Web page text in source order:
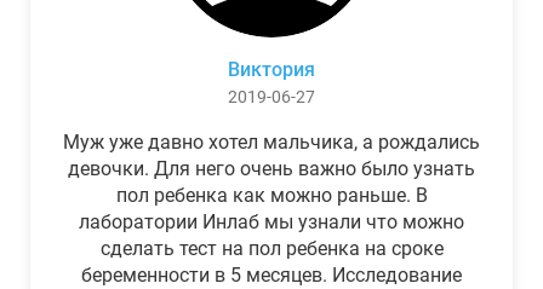
Виктория
2019-06-27
Муж уже давно хотел мальчика, а рождались
девочки. Для него очень важно было узнать
пол ребенка как можно раньше. В
лаборатории Инлаб мы узнали что можно
сделать тест на пол ребенка на сроке
беременности в 5 месяцев. Исследование